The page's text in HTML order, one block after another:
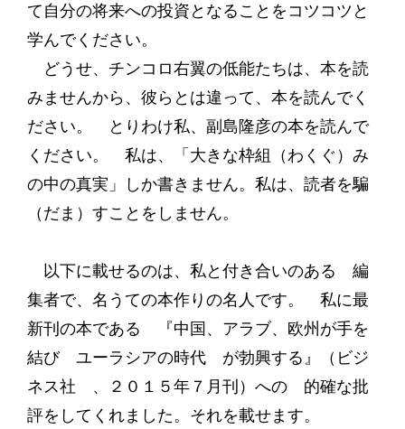
て自分の将来への投資となることをコツコツと
学んでください。
どうせ、チンコロ右翼の低能たちは、本を読
みませんから、彼らとは違って、本を読んでく
ださい。 とりわけ私、副島隆彦の本を読んで
ください。 私は、「大きな枠組（わくぐ）み
の中の真実」しか書きません。私は、読者を騙
（だま）すことをしません。
以下に載せるのは、私と付き合いのある 編
集者で、名うての本作りの名人です。 私に最
新刊の本である 『中国、アラブ、欧州が手を
結び ユーラシアの時代 が勃興する』（ビジ
ネス社 、２０１５年７月刊）への 的確な批
評をしてくれました。それを載せます。